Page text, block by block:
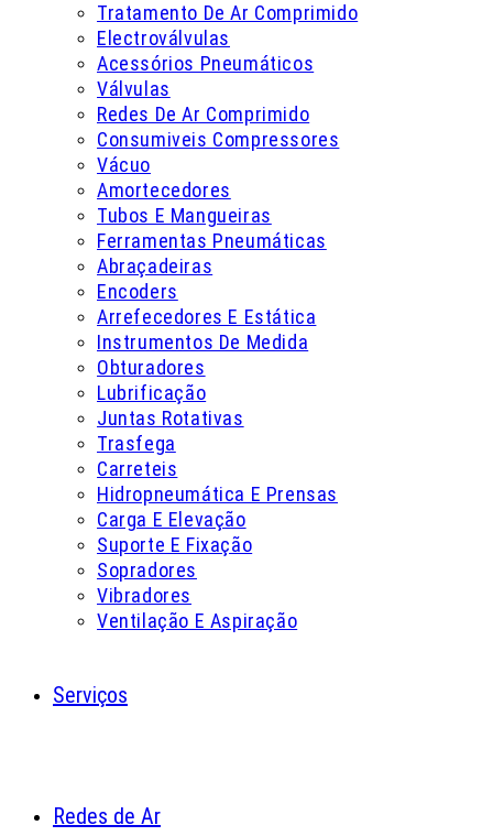
Tratamento De Ar Comprimido
Electroválvulas
Acessórios Pneumáticos
Válvulas
Redes De Ar Comprimido
Consumiveis Compressores
Vácuo
Amortecedores
Tubos E Mangueiras
Ferramentas Pneumáticas
Abraçadeiras
Encoders
Arrefecedores E Estática
Instrumentos De Medida
Obturadores
Lubrificação
Juntas Rotativas
Trasfega
Carreteis
Hidropneumática E Prensas
Carga E Elevação
Suporte E Fixação
Sopradores
Vibradores
Ventilação E Aspiração
Serviços
Redes de Ar